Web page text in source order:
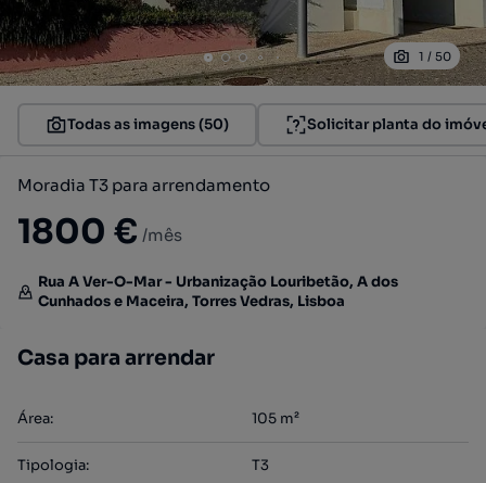
1 / 50
Todas as imagens (50) Solicitar planta do
Moradia T3 para arrendamento
1800 € /mês
Rua A Ver-O-Mar - Urbanização Louribetão, A dos
Cunhados e Maceira, Torres Vedras, Lisboa
Casa para arrendar
Área: 105 m²
Tipologia: T3